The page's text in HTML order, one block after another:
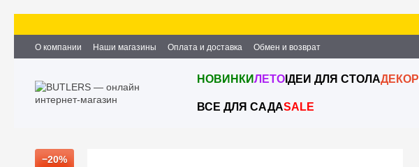
О компании Наши магазины Оплата и доставка
Обмен и возврат
Партнёрство и сотрудничество
Вакансии Контактная информация
НОВИНКИЛЕТО ІДЕИ ДЛЯ СТОЛАДЕКОР
ВСЕ ДЛЯ САДАSALE
−20%